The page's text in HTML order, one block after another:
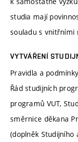
studia mají
souladu s vnitřními
VYTVÁŘENÍ
Pravidla a
Řád studijních
programů VUT,
směrnice děkana
(doplněk Studijního